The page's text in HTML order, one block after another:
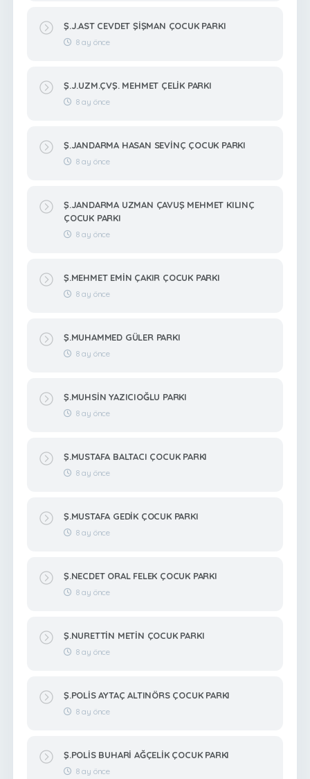
Ş.J.AST CEVDET ŞİŞMAN ÇOCUK PARKI
8 ay önce
Ş.J.UZM.ÇVŞ. MEHMET ÇELİK PARKI
8 ay önce
Ş.JANDARMA HASAN SEVİNÇ ÇOCUK PARKI
8 ay önce
Ş.JANDARMA UZMAN ÇAVUŞ MEHMET KILINÇ
ÇOCUK PARKI
8 ay önce
Ş.MEHMET EMİN ÇAKIR ÇOCUK PARKI
8 ay önce
Ş.MUHAMMED GÜLER PARKI
8 ay önce
Ş.MUHSİN YAZICIOĞLU PARKI
8 ay önce
Ş.MUSTAFA BALTACI ÇOCUK PARKI
8 ay önce
Ş.MUSTAFA GEDİK ÇOCUK PARKI
8 ay önce
Ş.NECDET ORAL FELEK ÇOCUK PARKI
8 ay önce
Ş.NURETTİN METİN ÇOCUK PARKI
8 ay önce
Ş.POLİS AYTAÇ ALTINÖRS ÇOCUK PARKI
8 ay önce
Ş.POLİS BUHARİ AĞÇELİK ÇOCUK PARKI
8 ay önce